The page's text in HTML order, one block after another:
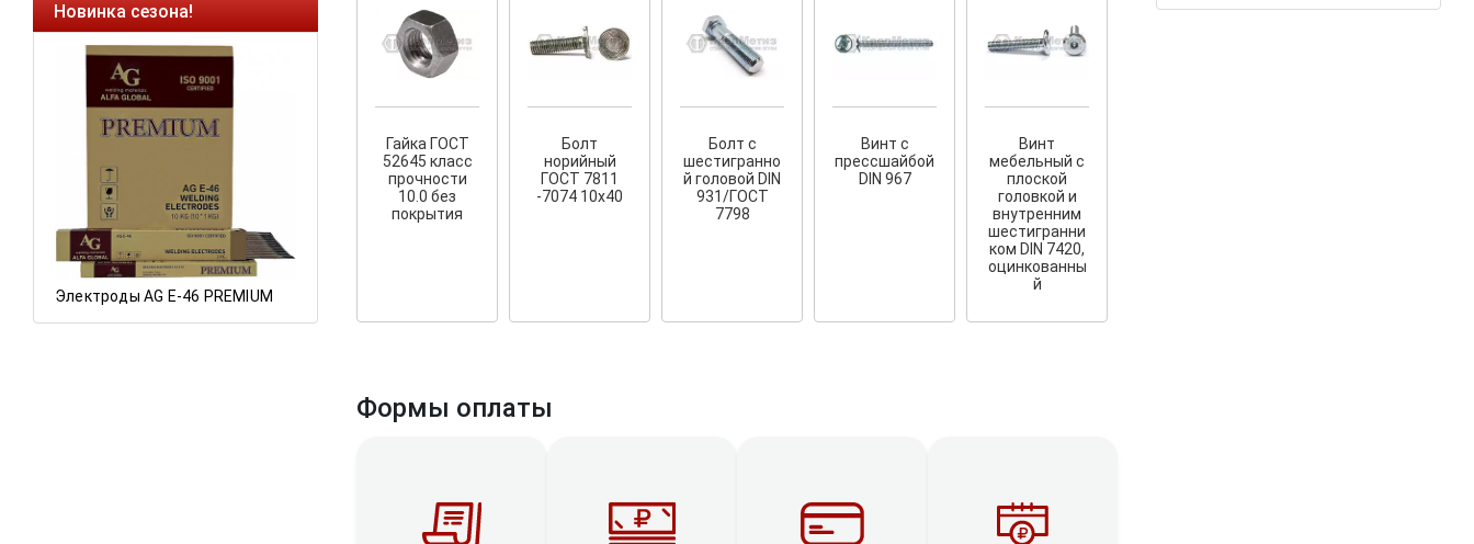
Новинка сезона!
Электроды AG E-46 PREMIUM
Ликвидация остатков!
Саморезы кровельные HKR-R
HARPOON EURO
остатков по ценам 2020 года!
Cкрытый крепеж
Крепление террас и фасадов
У нас появилсяскрытый
и фасадов.
Гайка ГОСТ
52645 класс
прочности
10.0 без
покрытия
Болт
норийный
ГОСТ 7811
-7074 10х40
Болт с
шестигранно
й головой DIN
931/ГОСТ
7798
Винт с
прессшайбой
DIN 967
Винт
мебельный с
плоской
головкой и
внутренним
шестигранни
ком DIN 7420,
оцинкованны
й
Формы оплаты